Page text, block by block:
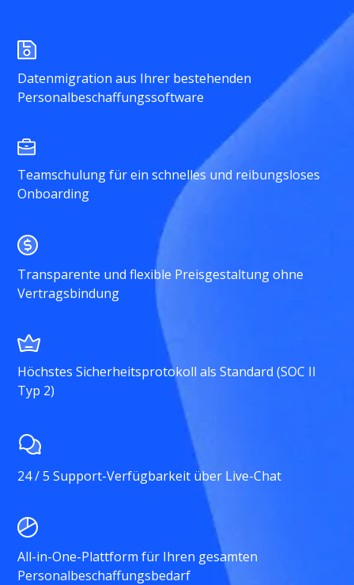
Datenmigration aus Ihrer bestehenden
Personalbeschaffungssoftware
Teamschulung für ein schnelles und reibungsloses
Onboarding
Transparente und flexible Preisgestaltung ohne
Vertragsbindung
Höchstes Sicherheitsprotokoll als Standard (SOC II
Typ 2)
24 / 5 Support-Verfügbarkeit über Live-Chat
All-in-One-Plattform für Ihren gesamten
Personalbeschaffungsbedarf